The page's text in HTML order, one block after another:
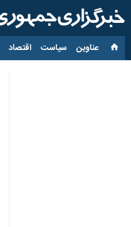
عناوین‌ سیاست اقتصاد